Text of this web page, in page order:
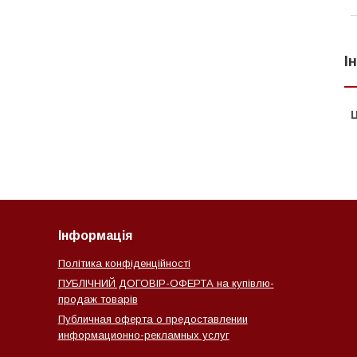
Інформація
Політика конфіденційності
ПУБЛІЧНИЙ ДОГОВІР-ОФЕРТА на купівлю-
продаж товарів
Публичная оферта о предоставлении
информационно-рекламных услуг